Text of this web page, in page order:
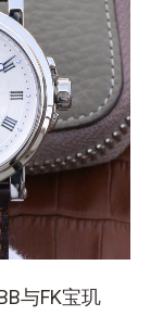
与FK宝玑